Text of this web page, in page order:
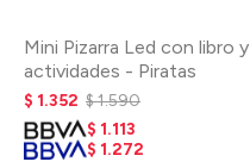
Mini Pizarra Led con libro y
actividades - Piratas
$ 1.352 $1.590
$ 1.113
$ 1.272